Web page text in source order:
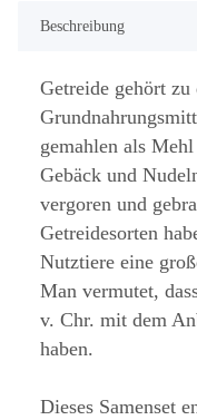
Beschreibung
Getreide gehört zu
gemahlen als
Gebäck und
vergoren und
Getreidesorten
Nutztiere eine
Man vermutet,
v. Chr. mit dem
haben.
Dieses Samenset